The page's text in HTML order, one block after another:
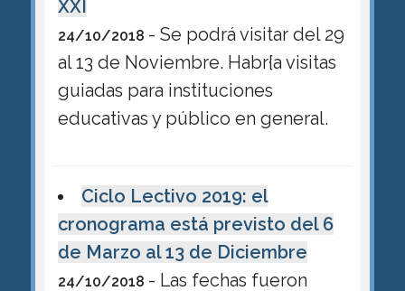
XXI
24/10/2018 - Se podrá visitar del 29
al 13 de Noviembre. Habr{a visitas
guiadas para instituciones
educativas y público en general.
Ciclo Lectivo 2019: el
cronograma está previsto del 6
de Marzo al 13 de Diciembre
24/10/2018 - Las fechas fueron